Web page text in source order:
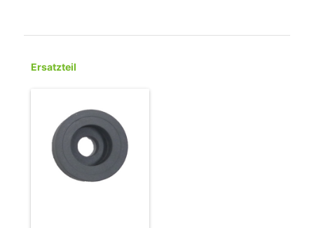
Ersatzteil